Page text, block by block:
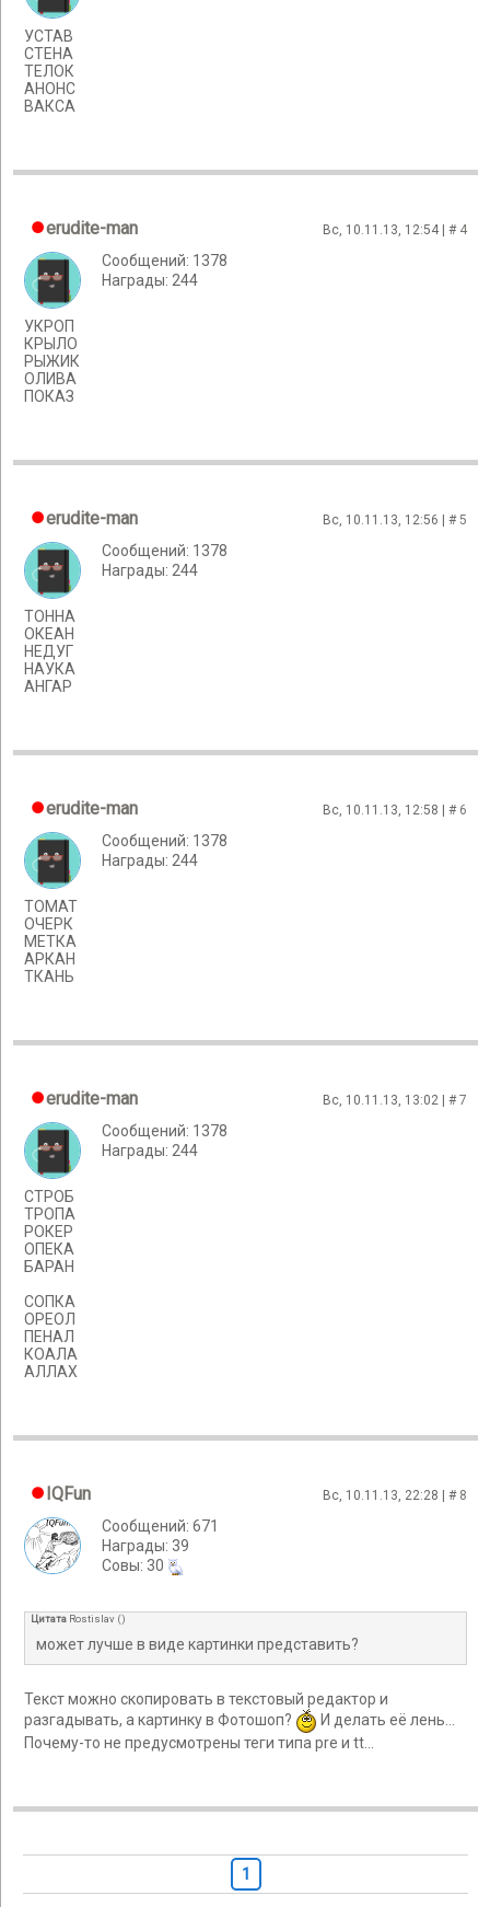
УСТАВ
СТЕНА
ТЕЛОК
АНОНС
ВАКСА
erudite-man Вс, 10.11.13, 12:54 | # 4
Сообщений: 1378
Награды: 244
УКРОП
КРЫЛО
РЫЖИК
ОЛИВА
ПОКАЗ
erudite-man Вс, 10.11.13, 12:56 | #5
Сообщений: 1378
Награды: 244
ТОННА
ОКЕАН
НЕДУГ
НАУКА
АНГАР
erudite-man Вс, 10.11.13, 12:58 | # 6
Сообщений: 1378
Награды: 244
ТОМАТ
ОЧЕРК
МЕТКА
АРКАН
ТКАНЬ
erudite-man Вс, 10.11.13, 13:02 | #7
Сообщений: 1378
Награды: 244
СТРОБ
ТРОПА
РОКЕР
ОПЕКА
БАРАН
СОПКА
ОРЕОЛ
ПЕНАЛ
КОАЛА
АЛЛАХ
IQFun Вс, 10.11.13, 22:28 | # 8
Сообщений: 671
Награды: 39
Cовы: 30
Цитата Rostislav ()
может лучше в виде картинки представить?
Текст можно скопировать в текстовый редактор и
разгадывать, а картинку в Фотошоп?
И делать её лень...
Почему-то не предусмотрены теги типа pre и tt...
1